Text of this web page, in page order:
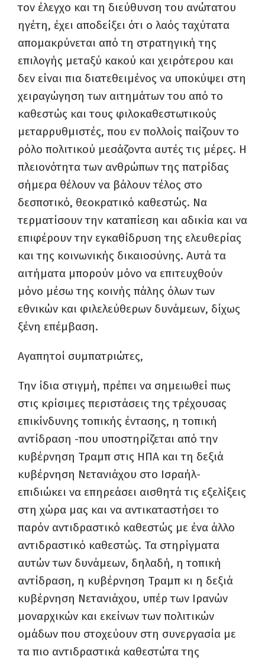
τον έλεγχο και τη διεύθυνση του ανώτατου
ηγέτη, έχει αποδείξει ότι ο λαός ταχύτατα
απομακρύνεται από τη στρατηγική της
επιλογής μεταξύ κακού και χειρότερου και
δεν είναι πια διατεθειμένος να υποκύψει στη
χειραγώγηση των αιτημάτων του από το
καθεστώς και τους φιλοκαθεστωτικούς
μεταρρυθμιστές, που εν πολλοίς παίζουν το
ρόλο πολιτικού μεσάζοντα αυτές τις μέρες. Η
πλειονότητα των ανθρώπων της πατρίδας
σήμερα θέλουν να βάλουν τέλος στο
δεσποτικό, θεοκρατικό καθεστώς. Να
τερματίσουν την καταπίεση και αδικία και να
επιφέρουν την εγκαθίδρυση της ελευθερίας
και της κοινωνικής δικαιοσύνης. Αυτά τα
αιτήματα μπορούν μόνο να επιτευχθούν
μόνο μέσω της κοινής πάλης όλων των
εθνικών και φιλελεύθερων δυνάμεων, δίχως
ξένη επέμβαση.
Αγαπητοί συμπατριώτες,
Την ίδια στιγμή, πρέπει να σημειωθεί πως
στις κρίσιμες περιστάσεις της τρέχουσας
επικίνδυνης τοπικής έντασης, η τοπική
αντίδραση -που υποστηρίζεται από την
κυβέρνηση Τραμπ στις ΗΠΑ και τη δεξιά
κυβέρνηση Νετανιάχου στο Ισραήλ-
επιδιώκει να επηρεάσει αισθητά τις εξελίξεις
στη χώρα μας και να αντικαταστήσει το
παρόν αντιδραστικό καθεστώς με ένα άλλο
αντιδραστικό καθεστώς. Τα στηρίγματα
αυτών των δυνάμεων, δηλαδή, η τοπική
αντίδραση, η κυβέρνηση Τραμπ κι η δεξιά
κυβέρνηση Νετανιάχου, υπέρ των Ιρανών
μοναρχικών και εκείνων των πολιτικών
ομάδων που στοχεύουν στη συνεργασία με
τα πιο αντιδραστικά καθεστώτα της